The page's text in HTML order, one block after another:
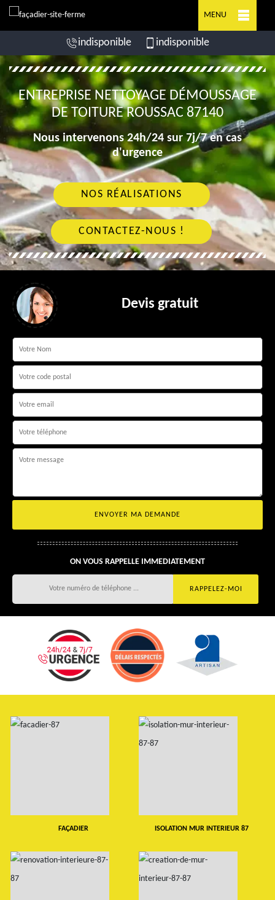
MENU
indisponible indisponible
ENTREPRISE NETTOYAGE DÉMOUSSAGE
DE TOITURE ROUSSAC 87140
Nous intervenons 24h/24 sur 7j/7 en cas
d'urgence
NOS RÉALISATIONS
CONTACTEZ-NOUS !
Devis gratuit
ON VOUS RAPPELLE IMMEDIATEMENT
FAÇADIER ISOLATION MUR INTERIEUR 87